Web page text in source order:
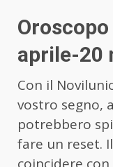
aprile-20
Con il
vostro segno,
potrebbero
fare un reset.